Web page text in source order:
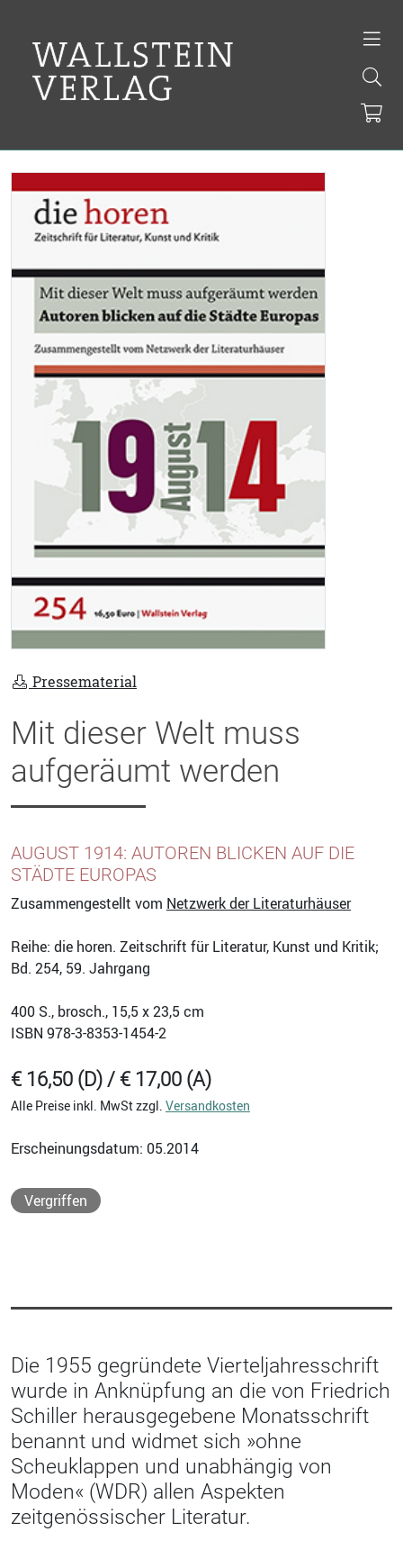
Pressematerial
Mit dieser Welt muss
aufgeräumt werden
AUGUST 1914: AUTOREN BLICKEN AUF DIE
STÄDTE EUROPAS
Zusammengestellt vom Netzwerk der Literaturhäuser
Reihe: die horen. Zeitschrift für Literatur, Kunst und Kritik;
Bd. 254, 59. Jahrgang
400 S., brosch., 15,5 x 23,5 cm
ISBN 978-3-8353-1454-2
€ 16,50 (D) / € 17,00 (A)
Alle Preise inkl. MwSt zzgl. Versandkosten
Erscheinungsdatum: 05.2014
Vergriffen
Die 1955 gegründete Vierteljahresschrift
wurde in Anknüpfung an die von Friedrich
Schiller herausgegebene Monatsschrift
benannt und widmet sich »ohne
Scheuklappen und unabhängig von
Moden« (WDR) allen Aspekten
zeitgenössischer Literatur.